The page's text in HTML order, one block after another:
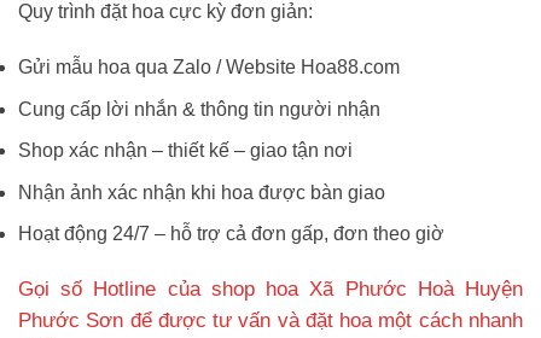
Quy trình đặt hoa cực kỳ đơn giản:
Gửi mẫu hoa qua Zalo / Website Hoa88.com
Cung cấp lời nhắn & thông tin người nhận
Shop xác nhận – thiết kế – giao tận nơi
Nhận ảnh xác nhận khi hoa được bàn giao
Hoạt động 24/7 – hỗ trợ cả đơn gấp, đơn theo giờ
Gọi số Hotline của shop hoa Xã Phước Hoà Huyện
Phước Sơn để được tư vấn và đặt hoa một cách nhanh